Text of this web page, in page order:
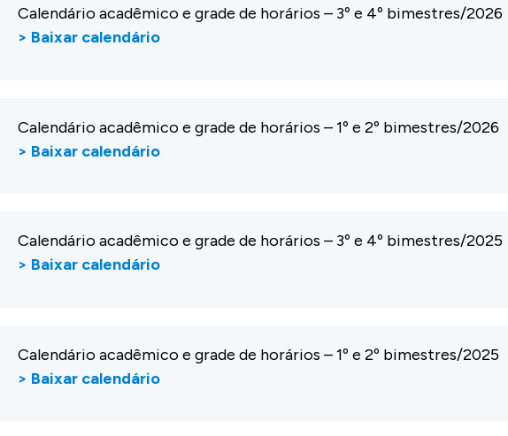
Calendário acadêmico e grade de horários – 3º e 4º bimestres/2026
> Baixar calendário
Calendário acadêmico e grade de horários – 1º e 2º bimestres/2026
> Baixar calendário
Calendário acadêmico e grade de horários – 3º e 4º bimestres/2025
> Baixar calendário
Calendário acadêmico e grade de horários – 1º e 2º bimestres/2025
> Baixar calendário